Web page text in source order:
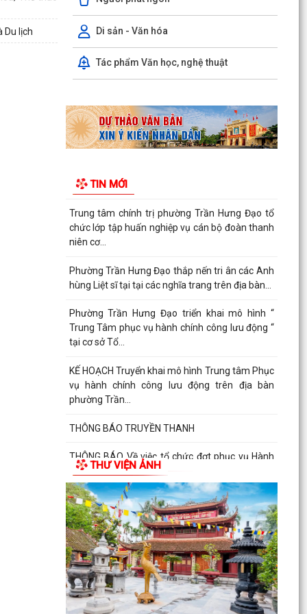
Du lịch Di sản - Văn hóa
Tác phẩm Văn học, nghệ thuật
TIN MỚI
Hội nghị trực tuyến Báo cáo viên thành phố Hải
Phòng tháng 7/2026.
Phường Trần Hưng Đạo tham dự hội nghị toàn
quốc nghiên cứu, học tập, quán triệt và triển
Khai mạc giải bóng đá U13 phường Trần Hưng
Đạo hè năm 2026.
thoại trực...
Trung tâm chính trị phường Trần Hưng Đạo tổ
chức lớp tập huấn nghiệp vụ cán bộ đoàn thanh
niên cơ...
Phường Trần Hưng Đạo thắp nến tri ân các Anh
hùng Liệt sĩ tại tại các nghĩa trang trên địa bàn...
Phường Trần Hưng Đạo triển khai mô hình “
Trung Tâm phục vụ hành chính công lưu động “
tại cơ sở Tổ...
KẾ HOẠCH Truyển khai mô hình Trung tâm Phục
vụ hành chính công lưu động trên địa bàn
phường Trần...
THÔNG BÁO TRUYỀN THANH
THÔNG BÁO Về việc tổ chức đợt phục vụ Hành
chính công lưu động tháng 7 năm 2026
Lãnh đạo Quân khu 3 thăm, tặng quà tại Trung
tâm điều dưỡng người tâm thần Hải Dương
nhân dịp 79...
Đồng chí Vũ Thị Hiên, Phó bí thư thường trực
Đảng ủy phường Trần Hưng Đạo thăm, tặng quà
nhân Ngày...
THƯ VIỆN ẢNH